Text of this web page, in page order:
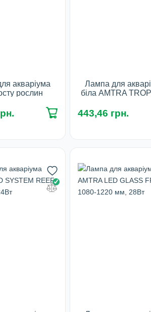
акваріума
рослин
38Вт - 1050
Лампа для
біла AMTRA
У наявності
443,46 грн.